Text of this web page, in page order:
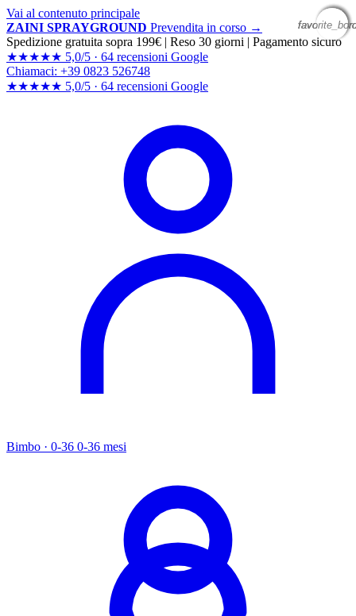
Vai al contenuto principale
ZAINI SPRAYGROUND Prevendita in corso →
Spedizione gratuita sopra 199€ | Reso 30 giorni | Pagamento sicuro
★★★★★ 5,0/5 · 64 recensioni Google
Chiamaci: +39 0823 526748
★★★★★ 5,0/5 · 64 recensioni Google
Bimbo · 0-36 0-36 mesi